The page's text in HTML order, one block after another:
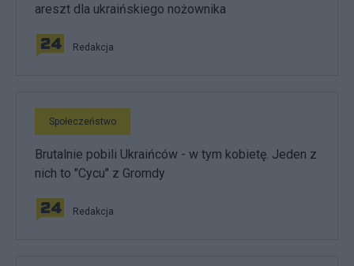
areszt dla ukraińskiego nożownika
Redakcja
Społeczeństwo
Brutalnie pobili Ukraińców - w tym kobietę. Jeden z
nich to "Cycu" z Gromdy
Redakcja